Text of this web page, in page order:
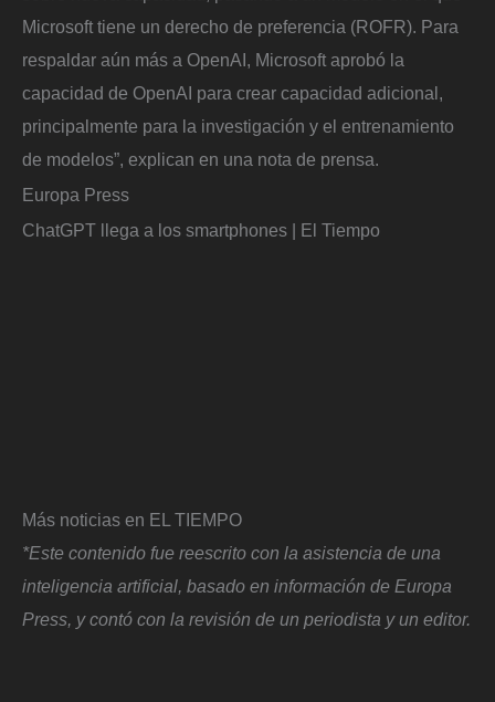
Microsoft tiene un derecho de preferencia (ROFR). Para
respaldar aún más a OpenAI, Microsoft aprobó la
capacidad de OpenAI para crear capacidad adicional,
principalmente para la investigación y el entrenamiento
de modelos”, explican en una nota de prensa.
Europa Press
ChatGPT llega a los smartphones | El Tiempo
Más noticias en EL TIEMPO
*Este contenido fue reescrito con la asistencia de una
inteligencia artificial, basado en información de Europa
Press, y contó con la revisión de un periodista y un editor.